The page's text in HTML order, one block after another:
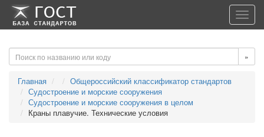
-->-->
»
Главная
Общероссийский классификатор стандартов
Судостроение и морские сооружения
Судостроение и морские сооружения в целом
Краны плавучие. Технические условия